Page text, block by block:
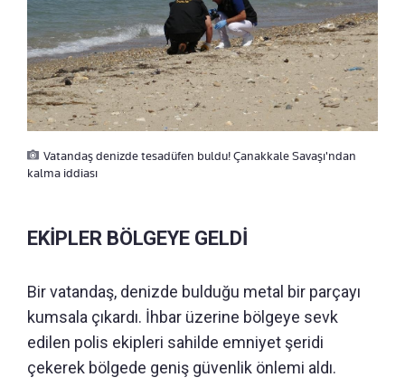
Vatandaş denizde tesadüfen buldu! Çanakkale Savaşı'ndan
kalma iddiası
EKİPLER BÖLGEYE GELDİ
Bir vatandaş, denizde bulduğu metal bir parçayı
kumsala çıkardı. İhbar üzerine bölgeye sevk
edilen polis ekipleri sahilde emniyet şeridi
çekerek bölgede geniş güvenlik önlemi aldı.